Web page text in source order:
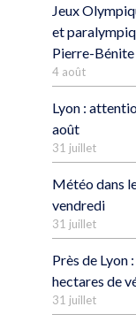
Jeux
et
Pierre-Bénite
4 août
Lyon :
août
31 juillet
Météo dans
vendredi
31 juillet
Près de Lyon
hectares de
31 juillet